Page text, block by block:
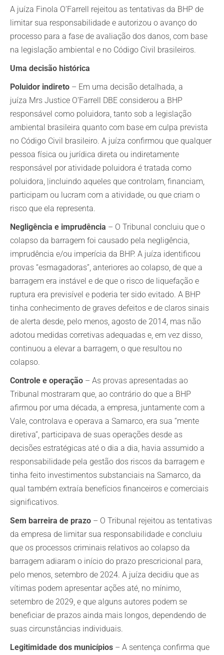
A juíza Finola O’Farrell rejeitou as tentativas da BHP de
limitar sua responsabilidade e autorizou o avanço do
processo para a fase de avaliação dos danos, com base
na legislação ambiental e no Código Civil brasileiros.
Uma decisão histórica
Poluidor indireto – Em uma decisão detalhada, a
juíza Mrs Justice O’Farrell DBE considerou a BHP
responsável como poluidora, tanto sob a legislação
ambiental brasileira quanto com base em culpa prevista
no Código Civil brasileiro. A juíza confirmou que qualquer
pessoa física ou jurídica direta ou indiretamente
responsável por atividade poluidora é tratada como
poluidora, |incluindo aqueles que controlam, financiam,
participam ou lucram com a atividade, ou que criam o
risco que ela representa.
Negligência e imprudência – O Tribunal concluiu que o
colapso da barragem foi causado pela negligência,
imprudência e/ou imperícia da BHP. A juíza identificou
provas “esmagadoras”, anteriores ao colapso, de que a
barragem era instável e de que o risco de liquefação e
ruptura era previsível e poderia ter sido evitado. A BHP
tinha conhecimento de graves defeitos e de claros sinais
de alerta desde, pelo menos, agosto de 2014, mas não
adotou medidas corretivas adequadas e, em vez disso,
continuou a elevar a barragem, o que resultou no
colapso.
Controle e operação – As provas apresentadas ao
Tribunal mostraram que, ao contrário do que a BHP
afirmou por uma década, a empresa, juntamente com a
Vale, controlava e operava a Samarco, era sua “mente
diretiva”, participava de suas operações desde as
decisões estratégicas até o dia a dia, havia assumido a
responsabilidade pela gestão dos riscos da barragem e
tinha feito investimentos substanciais na Samarco, da
qual também extraía benefícios financeiros e comerciais
significativos.
Sem barreira de prazo – O Tribunal rejeitou as tentativas
da empresa de limitar sua responsabilidade e concluiu
que os processos criminais relativos ao colapso da
barragem adiaram o início do prazo prescricional para,
pelo menos, setembro de 2024. A juíza decidiu que as
vítimas podem apresentar ações até, no mínimo,
setembro de 2029, e que alguns autores podem se
beneficiar de prazos ainda mais longos, dependendo de
suas circunstâncias individuais.
Legitimidade dos municípios – A sentença confirma que